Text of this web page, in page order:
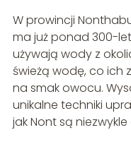
W prowincji
ma już ponad 300-
używają wody z
świeżą wodę, co ich
na smak owocu.
unikalne techniki
jak Nont są